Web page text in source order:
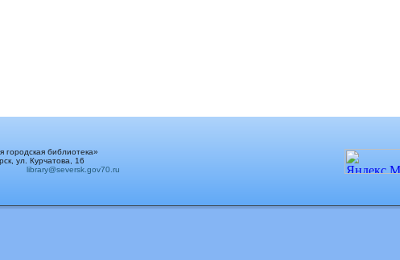
библиотека»
ул. Курчатова, 16
library@seversk.gov70.ru